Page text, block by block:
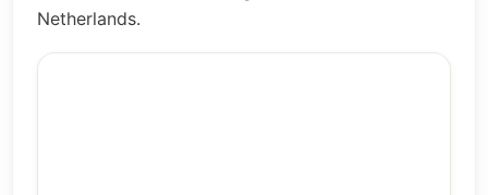
Netherlands.